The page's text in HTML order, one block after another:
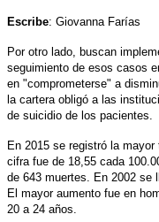
Escribe: Giovanna Farías
Por otro lado, buscan
seguimiento de esos casos
en "comprometerse" a
la cartera obligó a las
de suicidio de los pacientes.
En 2015 se registró la
cifra fue de 18,55 cada
de 643 muertes. En 2002 se
El mayor aumento fue en
20 a 24 años.